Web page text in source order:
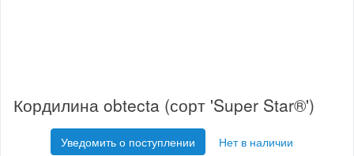
Кордилина obtecta (сорт 'Super Star®')
Уведомить о поступлении Нет в наличии